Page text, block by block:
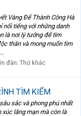
Vàng Để Thành Công Hà
nổi tiếng với những danh
là nơi lý tưởng để tìm
thân và mong muốn tìm
đàn:Thứ khác
TÌM KIẾM
sắc và phong phú nhất
lãng mạn mà còn là